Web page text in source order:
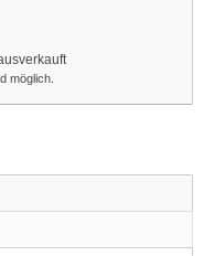
möglich.